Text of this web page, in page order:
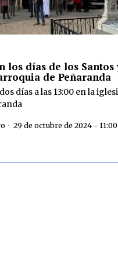
los días de los Santos
de Peñaranda
días a las 13:00 en la
29 de octubre de 2024 -